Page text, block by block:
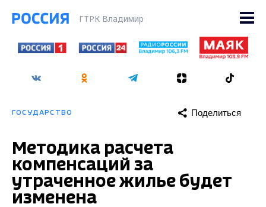
ГТРК Владимир
ГОСУДАРСТВО Поделиться
Методика расчета
компенсаций за
утраченное жилье будет
изменена